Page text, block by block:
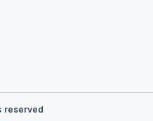
reserved